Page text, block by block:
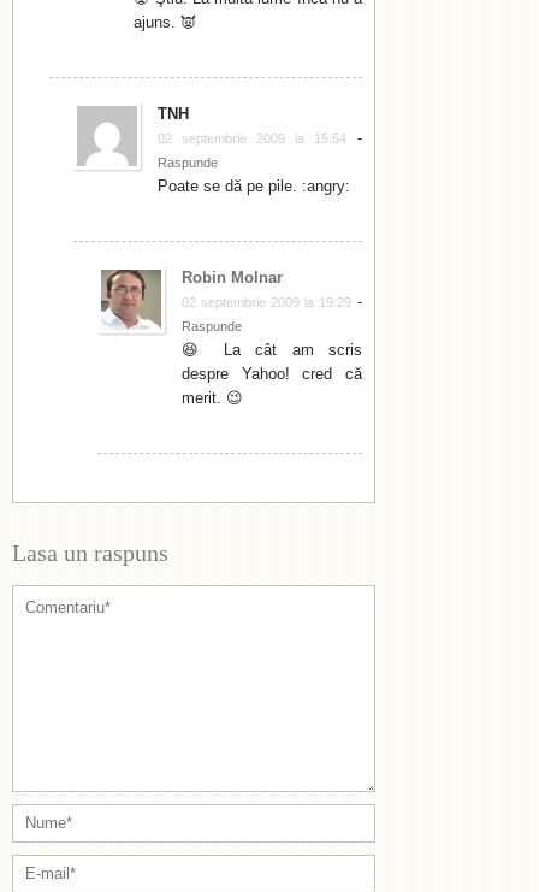
ajuns. 👿
TNH
02 septembrie 2009 la 15:54 -
Raspunde
Poate se dă pe pile. :angry:
Robin Molnar
02 septembrie 2009 la 19:29 -
Raspunde
😆 La cât am scris
despre Yahoo! cred că
merit. 😉
Lasa un raspuns